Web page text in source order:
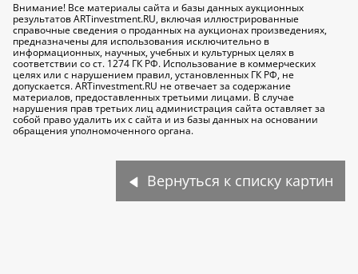
Внимание! Все материалы сайта и базы данных аукционных
результатов ARTinvestment.RU, включая иллюстрированные
справочные сведения о проданных на аукционах произведениях,
предназначены для использования исключительно в
информационных, научных, учебных и культурных целях в
соответствии со ст. 1274 ГК РФ. Использование в коммерческих
целях или с нарушением правил, установленных ГК РФ, не
допускается. ARTinvestment.RU не отвечает за содержание
материалов, предоставленных третьими лицами. В случае
нарушения прав третьих лиц администрация сайта оставляет за
собой право удалить их с сайта и из базы данных на основании
обращения уполномоченного органа.
Вернуться к списку картин